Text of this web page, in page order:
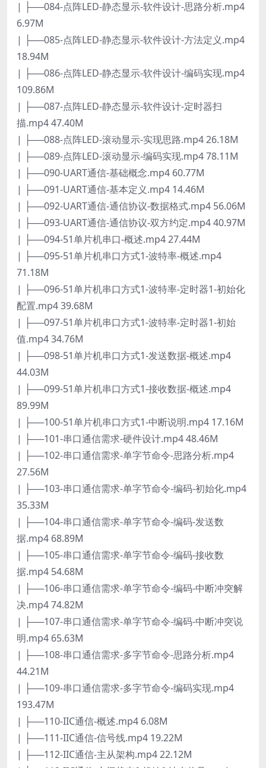
| ├──084-点阵LED-静态显示-软件设计-思路分析.mp4
6.97M
| ├──085-点阵LED-静态显示-软件设计-方法定义.mp4
18.94M
| ├──086-点阵LED-静态显示-软件设计-编码实现.mp4
109.86M
| ├──087-点阵LED-静态显示-软件设计-定时器扫
描.mp4 47.40M
| ├──088-点阵LED-滚动显示-实现思路.mp4 26.18M
| ├──089-点阵LED-滚动显示-编码实现.mp4 78.11M
| ├──090-UART通信-基础概念.mp4 60.77M
| ├──091-UART通信-基本定义.mp4 14.46M
| ├──092-UART通信-通信协议-数据格式.mp4 56.06M
| ├──093-UART通信-通信协议-双方约定.mp4 40.97M
| ├──094-51单片机串口-概述.mp4 27.44M
| ├──095-51单片机串口方式1-波特率-概述.mp4
71.18M
| ├──096-51单片机串口方式1-波特率-定时器1-初始化
配置.mp4 39.68M
| ├──097-51单片机串口方式1-波特率-定时器1-初始
值.mp4 34.76M
| ├──098-51单片机串口方式1-发送数据-概述.mp4
44.03M
| ├──099-51单片机串口方式1-接收数据-概述.mp4
89.99M
| ├──100-51单片机串口方式1-中断说明.mp4 17.16M
| ├──101-串口通信需求-硬件设计.mp4 48.46M
| ├──102-串口通信需求-单字节命令-思路分析.mp4
27.56M
| ├──103-串口通信需求-单字节命令-编码-初始化.mp4
35.33M
| ├──104-串口通信需求-单字节命令-编码-发送数
据.mp4 68.89M
| ├──105-串口通信需求-单字节命令-编码-接收数
据.mp4 54.68M
| ├──106-串口通信需求-单字节命令-编码-中断冲突解
决.mp4 74.82M
| ├──107-串口通信需求-单字节命令-编码-中断冲突说
明.mp4 65.63M
| ├──108-串口通信需求-多字节命令-思路分析.mp4
44.21M
| ├──109-串口通信需求-多字节命令-编码实现.mp4
193.47M
| ├──110-IIC通信-概述.mp4 6.08M
| ├──111-IIC通信-信号线.mp4 19.22M
| ├──112-IIC通信-主从架构.mp4 22.12M